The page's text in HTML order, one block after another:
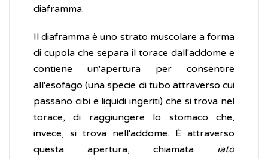
diaframma.
Il diaframma è uno strato muscolare a forma
di cupola che separa il torace dall'addome e
contiene un'apertura per consentire
all'esofago (una specie di tubo attraverso cui
passano cibi e liquidi ingeriti) che si trova nel
torace, di raggiungere lo stomaco che,
invece, si trova nell'addome. È attraverso
questa apertura, chiamata iato